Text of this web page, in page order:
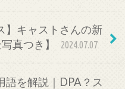
】キャストさんの新
真つき】
2024.07.07
語を解説｜DPA？ス